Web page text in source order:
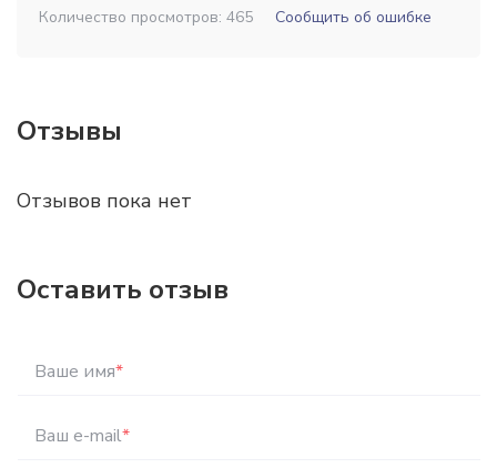
Количество просмотров: 465 Сообщить об ошибке
Отзывы
Отзывов пока нет
Оставить отзыв
Ваше имя*
Ваш e-mail*